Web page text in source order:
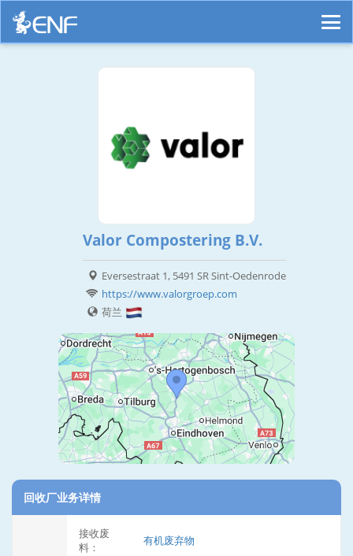
Valor Compostering B.V.
Eversestraat 1, 5491 SR Sint-Oedenrode
https://www.valorgroep.com
荷兰
回收厂业务详情
接收废
料：
有机废弃物